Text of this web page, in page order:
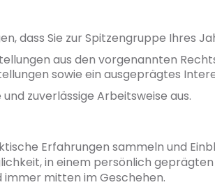
dass Sie zur Spitzengruppe Ihres
aus den vorgenannten
sowie ein ausgeprägtes
zuverlässige Arbeitsweise aus.
Erfahrungen sammeln und
in einem persönlich
immer mitten im Geschehen.